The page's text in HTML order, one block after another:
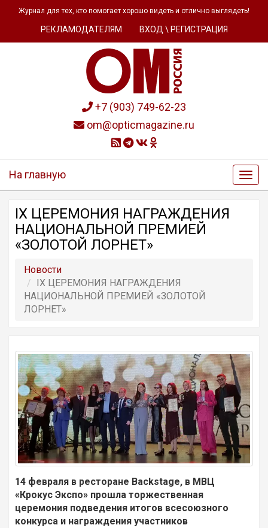
Журнал для тех, кто помогает хорошо видеть и отлично выглядеть!
РЕКЛАМОДАТЕЛЯМ ВХОД \ РЕГИСТРАЦИЯ
+7 (903) 749-62-23
om@opticmagazine.ru
На главную
IX ЦЕРЕМОНИЯ НАГРАЖДЕНИЯ
НАЦИОНАЛЬНОЙ ПРЕМИЕЙ
«ЗОЛОТОЙ ЛОРНЕТ»
Новости
IX ЦЕРЕМОНИЯ НАГРАЖДЕНИЯ
НАЦИОНАЛЬНОЙ ПРЕМИЕЙ «ЗОЛОТОЙ
ЛОРНЕТ»
14 февраля в ресторане Backstage, в МВЦ
«Крокус Экспо» прошла торжественная
церемония подведения итогов всесоюзного
конкурса и награждения участников